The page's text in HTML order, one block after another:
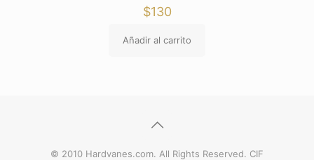
$130
Añadir al carrito
© 2010 Hardvanes.com. All Rights Reserved. CIF